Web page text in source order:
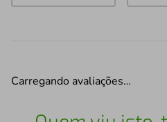
Carregando avaliações…